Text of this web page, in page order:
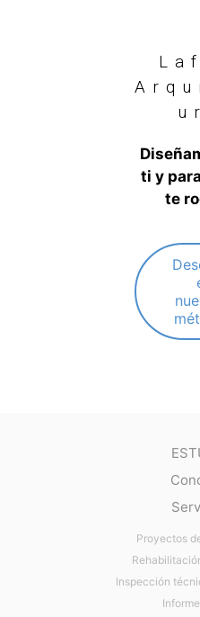
ti y
te
Proyectos
Inspección